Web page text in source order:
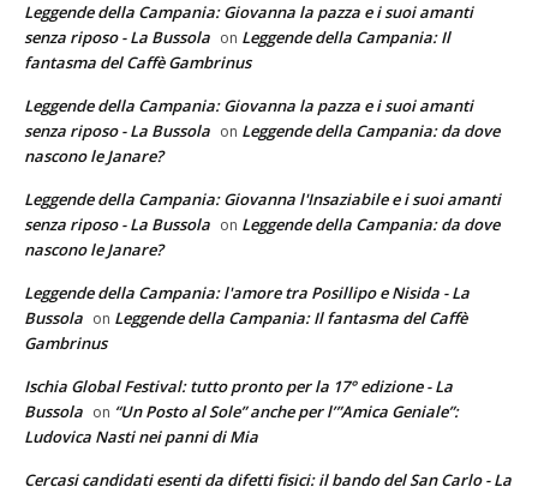
Leggende della Campania: Giovanna la pazza e i suoi amanti
senza riposo - La Bussola on Leggende della Campania: Il
fantasma del Caffè Gambrinus
Leggende della Campania: Giovanna la pazza e i suoi amanti
senza riposo - La Bussola on Leggende della Campania: da dove
nascono le Janare?
Leggende della Campania: Giovanna l'Insaziabile e i suoi amanti
senza riposo - La Bussola on Leggende della Campania: da dove
nascono le Janare?
Leggende della Campania: l'amore tra Posillipo e Nisida - La
Bussola on Leggende della Campania: Il fantasma del Caffè
Gambrinus
Ischia Global Festival: tutto pronto per la 17° edizione - La
Bussola on “Un Posto al Sole” anche per l’”Amica Geniale”:
Ludovica Nasti nei panni di Mia
Cercasi candidati esenti da difetti fisici: il bando del San Carlo - La